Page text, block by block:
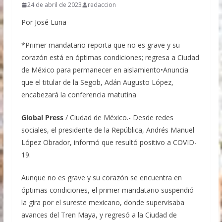
24 de abril de 2023 redaccion
Por José Luna
*Primer mandatario reporta que no es grave y su
corazón está en óptimas condiciones; regresa a Ciudad
de México para permanecer en aislamiento•Anuncia
que el titular de la Segob, Adán Augusto López,
encabezará la conferencia matutina
Global Press / Ciudad de México.- Desde redes
sociales, el presidente de la República, Andrés Manuel
López Obrador, informó que resultó positivo a COVID-
19.
Aunque no es grave y su corazón se encuentra en
óptimas condiciones, el primer mandatario suspendió
la gira por el sureste mexicano, donde supervisaba
avances del Tren Maya, y regresó a la Ciudad de